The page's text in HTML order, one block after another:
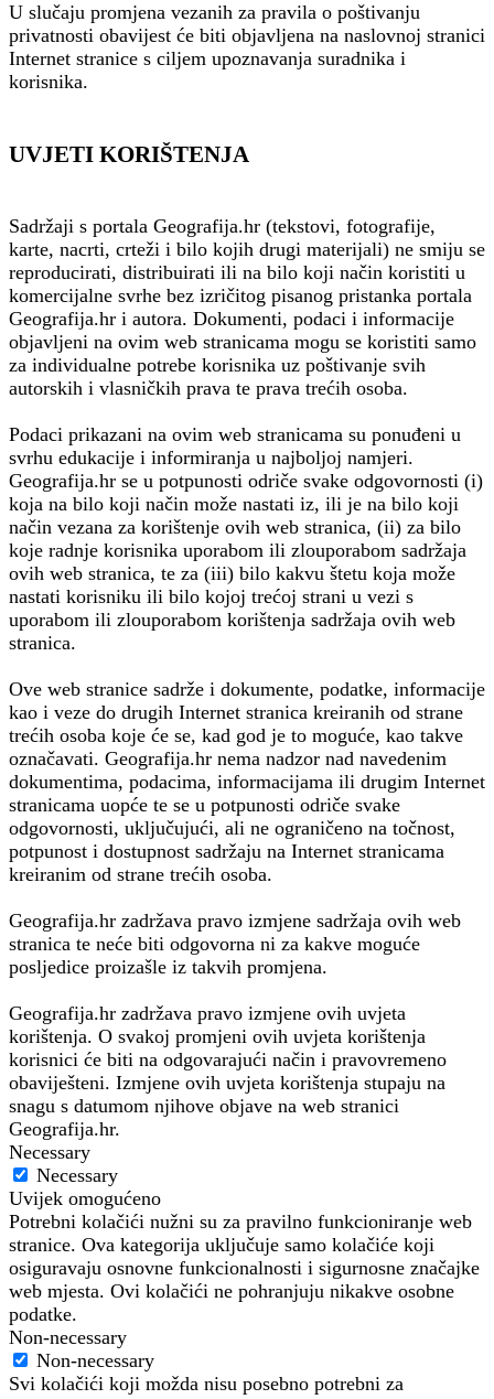
U slučaju promjena vezanih za pravila o poštivanju
privatnosti obavijest će biti objavljena na naslovnoj stranici
Internet stranice s ciljem upoznavanja suradnika i
korisnika.
UVJETI KORIŠTENJA
Sadržaji s portala Geografija.hr (tekstovi, fotografije,
karte, nacrti, crteži i bilo kojih drugi materijali) ne smiju se
reproducirati, distribuirati ili na bilo koji način koristiti u
komercijalne svrhe bez izričitog pisanog pristanka portala
Geografija.hr i autora. Dokumenti, podaci i informacije
objavljeni na ovim web stranicama mogu se koristiti samo
za individualne potrebe korisnika uz poštivanje svih
autorskih i vlasničkih prava te prava trećih osoba.
Podaci prikazani na ovim web stranicama su ponuđeni u
svrhu edukacije i informiranja u najboljoj namjeri.
Geografija.hr se u potpunosti odriče svake odgovornosti (i)
koja na bilo koji način može nastati iz, ili je na bilo koji
način vezana za korištenje ovih web stranica, (ii) za bilo
koje radnje korisnika uporabom ili zlouporabom sadržaja
ovih web stranica, te za (iii) bilo kakvu štetu koja može
nastati korisniku ili bilo kojoj trećoj strani u vezi s
uporabom ili zlouporabom korištenja sadržaja ovih web
stranica.
Ove web stranice sadrže i dokumente, podatke, informacije
kao i veze do drugih Internet stranica kreiranih od strane
trećih osoba koje će se, kad god je to moguće, kao takve
označavati. Geografija.hr nema nadzor nad navedenim
dokumentima, podacima, informacijama ili drugim Internet
stranicama uopće te se u potpunosti odriče svake
odgovornosti, uključujući, ali ne ograničeno na točnost,
potpunost i dostupnost sadržaju na Internet stranicama
kreiranim od strane trećih osoba.
Geografija.hr zadržava pravo izmjene sadržaja ovih web
stranica te neće biti odgovorna ni za kakve moguće
posljedice proizašle iz takvih promjena.
Geografija.hr zadržava pravo izmjene ovih uvjeta
korištenja. O svakoj promjeni ovih uvjeta korištenja
korisnici će biti na odgovarajući način i pravovremeno
obaviješteni. Izmjene ovih uvjeta korištenja stupaju na
snagu s datumom njihove objave na web stranici
Geografija.hr.
Necessary
Necessary
Uvijek omogućeno
Potrebni kolačići nužni su za pravilno funkcioniranje web
stranice. Ova kategorija uključuje samo kolačiće koji
osiguravaju osnovne funkcionalnosti i sigurnosne značajke
web mjesta. Ovi kolačići ne pohranjuju nikakve osobne
podatke.
Non-necessary
Non-necessary
Svi kolačići koji možda nisu posebno potrebni za